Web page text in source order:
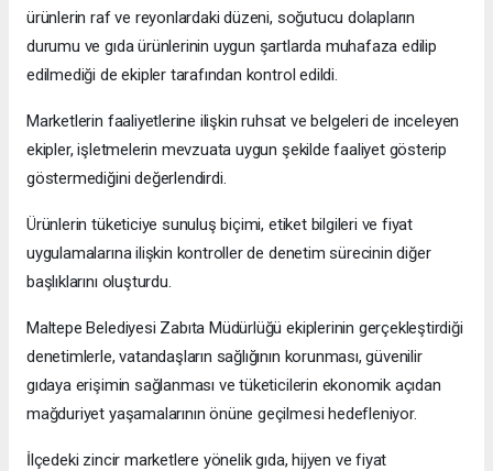
ürünlerin raf ve reyonlardaki düzeni, soğutucu dolapların
durumu ve gıda ürünlerinin uygun şartlarda muhafaza edilip
edilmediği de ekipler tarafından kontrol edildi.
Marketlerin faaliyetlerine ilişkin ruhsat ve belgeleri de inceleyen
ekipler, işletmelerin mevzuata uygun şekilde faaliyet gösterip
göstermediğini değerlendirdi.
Ürünlerin tüketiciye sunuluş biçimi, etiket bilgileri ve fiyat
uygulamalarına ilişkin kontroller de denetim sürecinin diğer
başlıklarını oluşturdu.
Maltepe Belediyesi Zabıta Müdürlüğü ekiplerinin gerçekleştirdiği
denetimlerle, vatandaşların sağlığının korunması, güvenilir
gıdaya erişimin sağlanması ve tüketicilerin ekonomik açıdan
mağduriyet yaşamalarının önüne geçilmesi hedefleniyor.
İlçedeki zincir marketlere yönelik gıda, hijyen ve fiyat